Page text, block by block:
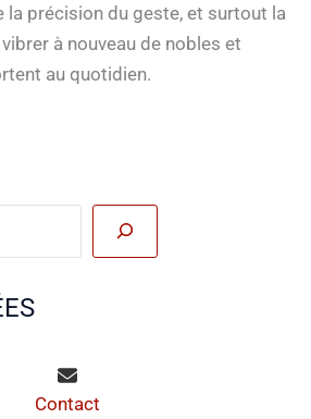
la précision du geste, et surtout la
à nouveau de nobles et
au quotidien.
Contact